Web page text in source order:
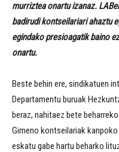
murriztea onartu izanaz.
badirudi kontseilariari ahaztu
egindako presioagatik baino
onartu.
Beste behin ere, sindikatuen
Departamentu buruak
beraz, nahitaez bete
Gimeno kontseilariak
eskatu gabe hartu beharko